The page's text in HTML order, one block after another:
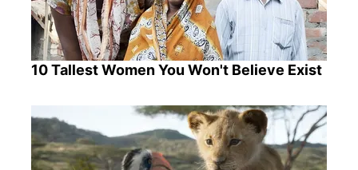
10 Tallest Women You Won't Believe Exist